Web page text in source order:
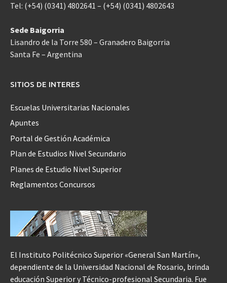
Tel: (+54) (0341) 4802641 – (+54) (0341) 4802643
Sede Baigorria
Lisandro de la Torre 580 – Granadero Baigorria
Santa Fe – Argentina
SITIOS DE INTERES
Escuelas Universitarias Nacionales
Apuntes
Portal de Gestión Académica
Plan de Estudios Nivel Secundario
Planes de Estudio Nivel Superior
Reglamentos Concursos
El Instituto Politécnico Superior «General San Martín»,
dependiente de la Universidad Nacional de Rosario, brinda
educación Superior y Técnico-profesional Secundaria. Fue